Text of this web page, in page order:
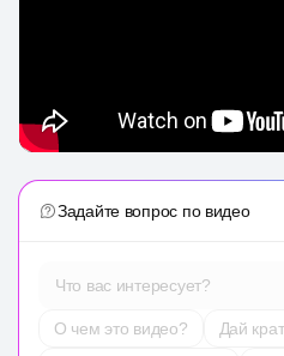
Задайте вопрос по видео
Что вас интересует?
О чем это видео?
Дай